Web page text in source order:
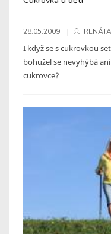
28.05.2009
I když se s cukrovkou
bohužel se nevyhýbá
cukrovce?